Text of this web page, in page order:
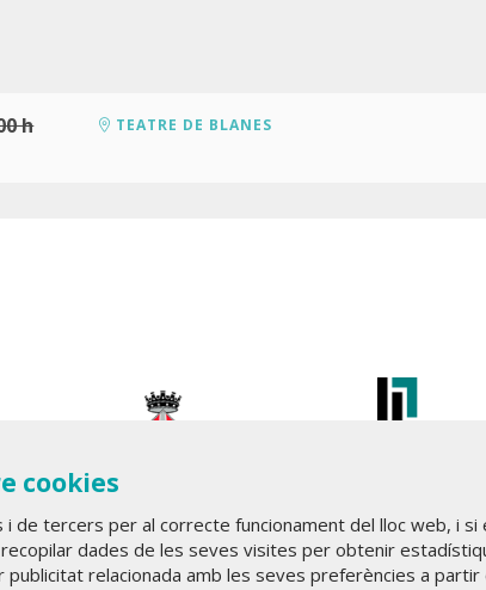
h TEATRE DE BLANES
cookies
de tercers per al correcte funcionament del lloc web, i
dades de les seves visites per obtenir
relacionada amb les seves preferències a partir